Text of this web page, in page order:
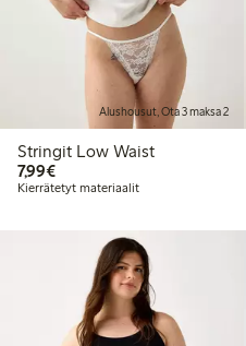
Alushousut, Ota 3 maksa 2
Stringit Low Waist
7,99€7,99 €
Kierrätetyt materiaalit